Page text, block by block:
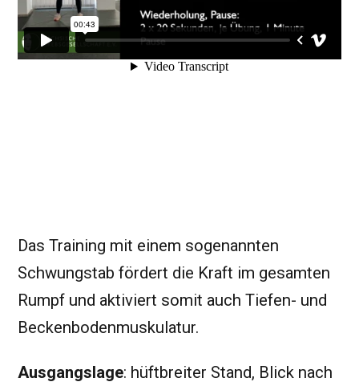
Das Training mit einem sogenannten
Schwungstab fördert die Kraft im gesamten
Rumpf und aktiviert somit auch Tiefen- und
Beckenbodenmuskulatur.
Ausgangslage: hüftbreiter Stand, Blick nach